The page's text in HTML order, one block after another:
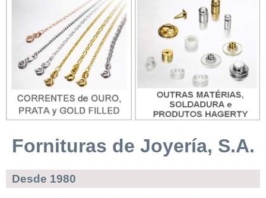
Fornituras de Joyería, S.A.
Desde 1980